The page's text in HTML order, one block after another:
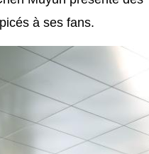
à ses fans.